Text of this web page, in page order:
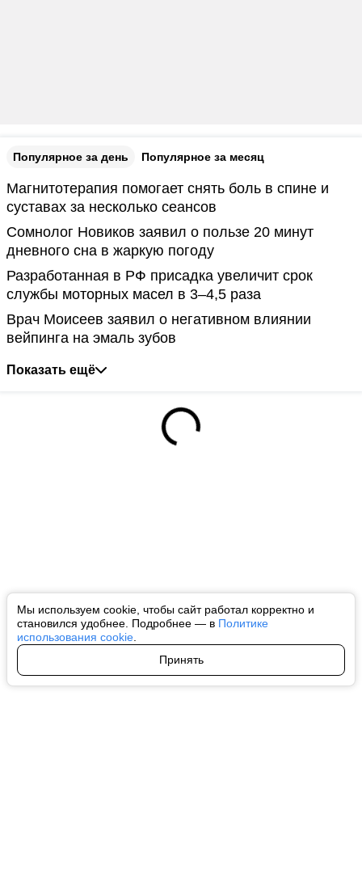
Мы используем cookie, чтобы сайт работал корректно и
становился удобнее. Подробнее — в Политике
использования cookie
Принять
Популярное за день Популярное за месяц
Магнитотерапия помогает снять боль в спине и
суставах за несколько сеансов
Сомнолог Новиков заявил о пользе 20 минут
дневного сна в жаркую погоду
Разработанная в РФ присадка увеличит срок
службы моторных масел в 3–4,5 раза
Врач Моисеев заявил о негативном влиянии
вейпинга на эмаль зубов
Показать ещё